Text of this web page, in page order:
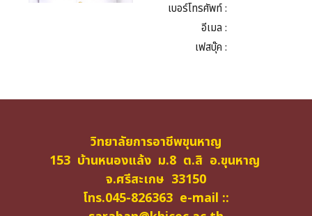
เบอร์โทรศัพท์ :
อีเมล :
เฟสบุ๊ค :
วิทยาลัยการอาชีพขุนหาญ
153 บ้านหนองแล้ง ม.8 ต.สิ อ.ขุนหาญ
จ.ศรีสะเกษ 33150
โทร.045-826363 e-mail ::